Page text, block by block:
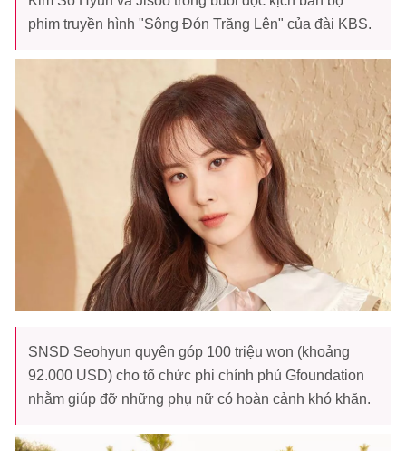
phim truyền hình "Sông Đón Trăng Lên" của đài KBS.
SNSD Seohyun quyên góp 100 triệu won (khoảng
92.000 USD) cho tổ chức phi chính phủ Gfoundation
nhằm giúp đỡ những phụ nữ có hoàn cảnh khó khăn.